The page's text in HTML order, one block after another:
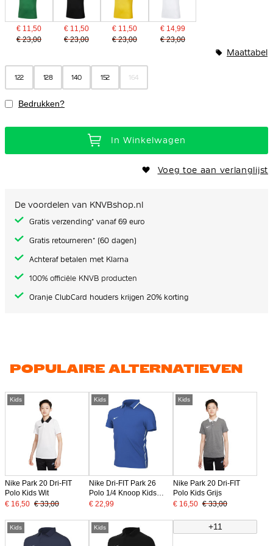
€ 11,50
€ 23,00
€ 11,50
€ 23,00
€ 11,50
€ 23,00
€ 14,99
€ 23,00
122 128 140 152 164
Maattabel
Bedrukken?
In Winkelwagen
Voeg toe aan verlanglijst
De voordelen van KNVBshop.nl
Gratis verzending* vanaf 69 euro
Gratis retourneren* (60 dagen)
Achteraf betalen met Klarna
100% officiële KNVB producten
Oranje ClubCard houders krijgen 20% korting
POPULAIRE ALTERNATIEVEN
Kids
Nike Park 20 Dri-FIT
Polo Kids Wit
€ 16,50 € 33,00
Kids
Nike Dri-FIT Park 26
Polo 1/4 Knoop Kids
Blauw Wit
€ 22,99
Kids
Nike Park 20 Dri-FIT
Polo Kids Grijs
€ 16,50 € 33,00
Kids Kids +11